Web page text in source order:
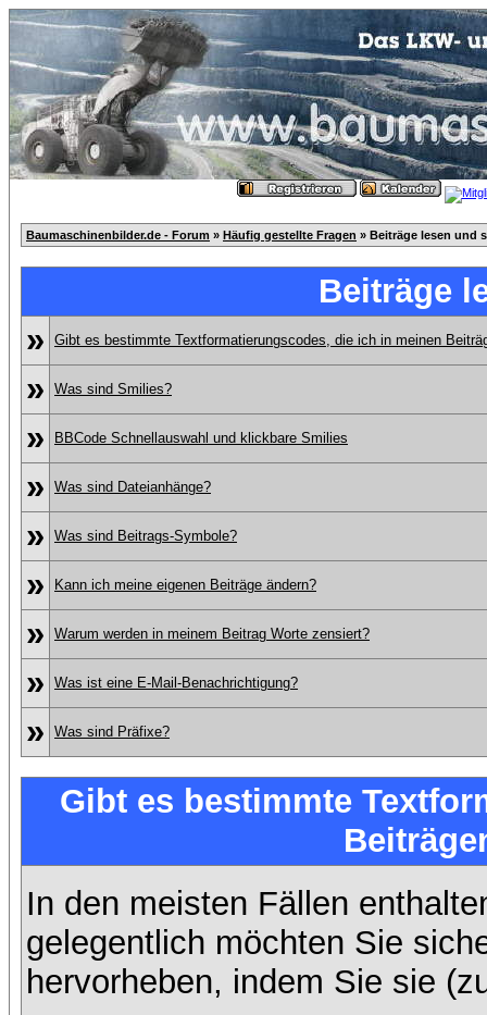
Baumaschinenbilder.de - Forum » Häufig gestellte Fragen » Beiträge lesen und
Beiträge
»
Gibt es bestimmte Textformatierungscodes, die ich in meinen
» Was sind Smilies?
» BBCode Schnellauswahl und klickbare Smilies
» Was sind Dateianhänge?
» Was sind Beitrags-Symbole?
» Kann ich meine eigenen Beiträge ändern?
» Warum werden in meinem Beitrag Worte zensiert?
» Was ist eine E-Mail-Benachrichtigung?
» Was sind Präfixe?
Gibt es bestimmte
In den meisten Fällen
gelegentlich möchten Sie
hervorheben, indem Sie sie